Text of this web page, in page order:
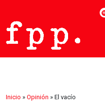
Inicio » Opinión » El vacío